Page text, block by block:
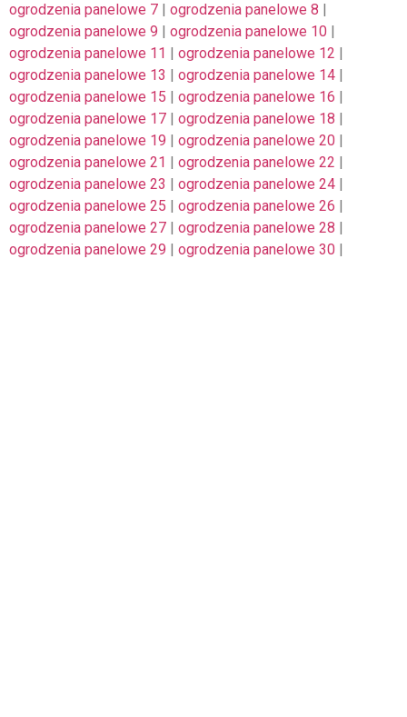
ogrodzenia panelowe 7 | ogrodzenia panelowe 8 |
ogrodzenia panelowe 9 | ogrodzenia panelowe 10 |
ogrodzenia panelowe 11 | ogrodzenia panelowe 12 |
ogrodzenia panelowe 13 | ogrodzenia panelowe 14 |
ogrodzenia panelowe 15 | ogrodzenia panelowe 16 |
ogrodzenia panelowe 17 | ogrodzenia panelowe 18 |
ogrodzenia panelowe 19 | ogrodzenia panelowe 20 |
ogrodzenia panelowe 21 | ogrodzenia panelowe 22 |
ogrodzenia panelowe 23 | ogrodzenia panelowe 24 |
ogrodzenia panelowe 25 | ogrodzenia panelowe 26 |
ogrodzenia panelowe 27 | ogrodzenia panelowe 28 |
ogrodzenia panelowe 29 | ogrodzenia panelowe 30 |